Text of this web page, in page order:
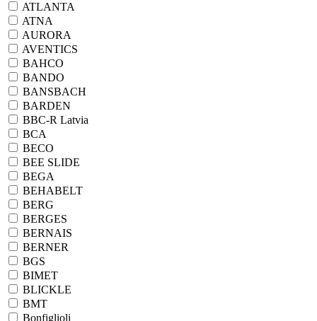
ATLANTA
ATNA
AURORA
AVENTICS
BAHCO
BANDO
BANSBACH
BARDEN
BBC-R Latvia
BCA
BECO
BEE SLIDE
BEGA
BEHABELT
BERG
BERGES
BERNAIS
BERNER
BGS
BIMET
BLICKLE
BMT
Bonfiglioli